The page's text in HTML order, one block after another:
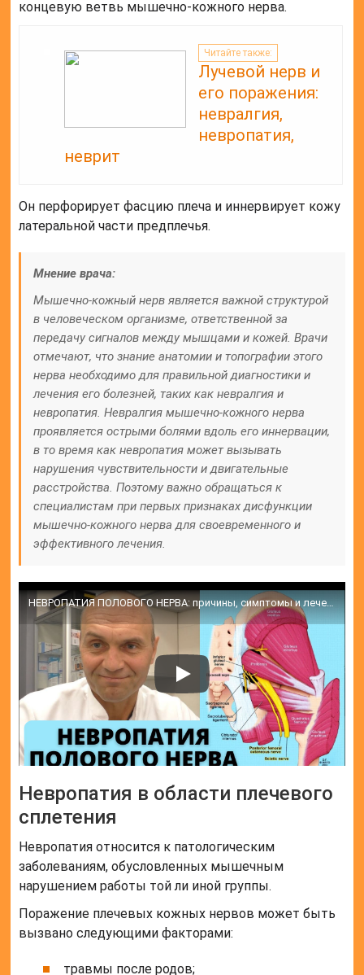
концевую ветвь мышечно-кожного нерва.
Читайте также:
Лучевой нерв и
его поражения:
невралгия,
невропатия,
неврит
Он перфорирует фасцию плеча и иннервирует кожу
латеральной части предплечья.
Мнение врача:
Мышечно-кожный нерв является важной структурой
в человеческом организме, ответственной за
передачу сигналов между мышцами и кожей. Врачи
отмечают, что знание анатомии и топографии этого
нерва необходимо для правильной диагностики и
лечения его болезней, таких как невралгия и
невропатия. Невралгия мышечно-кожного нерва
проявляется острыми болями вдоль его иннервации,
в то время как невропатия может вызывать
нарушения чувствительности и двигательные
расстройства. Поэтому важно обращаться к
специалистам при первых признаках дисфункции
мышечно-кожного нерва для своевременного и
эффективного лечения.
НЕВРОПАТИЯ ПОЛОВОГО НЕРВА: причины, симптомы и лечение
Невропатия в области плечевого
сплетения
Невропатия относится к патологическим
заболеваниям, обусловленных мышечным
нарушением работы той ли иной группы.
Поражение плечевых кожных нервов может быть
вызвано следующими факторами:
травмы после родов;